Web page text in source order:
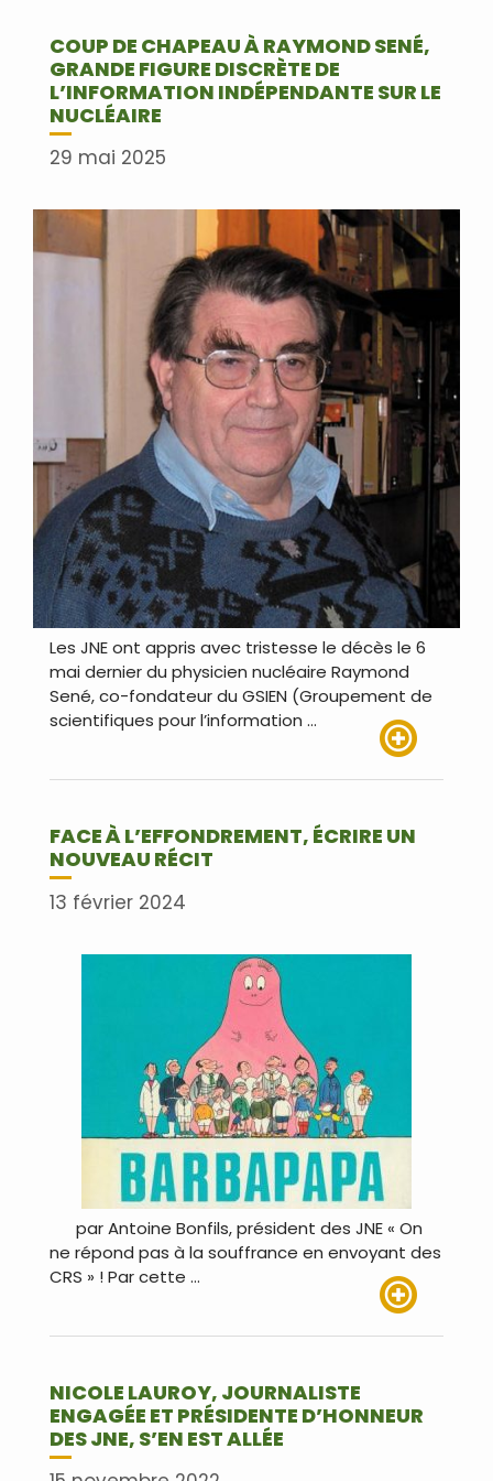
COUP DE CHAPEAU À RAYMOND SENÉ,
GRANDE FIGURE DISCRÈTE DE
L’INFORMATION INDÉPENDANTE SUR LE
NUCLÉAIRE
29 mai 2025
Les JNE ont appris avec tristesse le décès le 6
mai dernier du physicien nucléaire Raymond
Sené, co-fondateur du GSIEN (Groupement de
scientifiques pour l’information …
FACE À L’EFFONDREMENT, ÉCRIRE UN
NOUVEAU RÉCIT
13 février 2024
par Antoine Bonfils, président des JNE « On
ne répond pas à la souffrance en envoyant des
CRS » ! Par cette …
NICOLE LAUROY, JOURNALISTE
ENGAGÉE ET PRÉSIDENTE D’HONNEUR
DES JNE, S’EN EST ALLÉE